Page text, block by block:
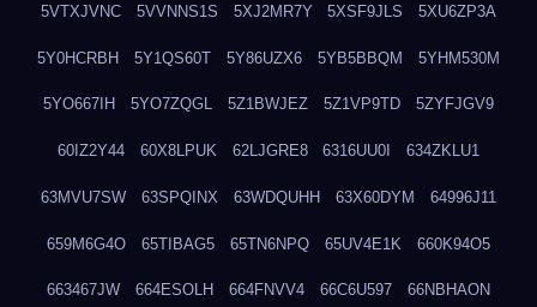
5VTXJVNC 5VVNNS1S 5XJ2MR7Y 5XSF9JLS 5XU6ZP3A
5Y0HCRBH 5Y1QS60T 5Y86UZX6 5YB5BBQM 5YHM530M
5YO667IH 5YO7ZQGL 5Z1BWJEZ 5Z1VP9TD 5ZYFJGV9
60IZ2Y44 60X8LPUK 62LJGRE8 6316UU0I 634ZKLU1
63MVU7SW 63SPQINX 63WDQUHH 63X60DYM 64996J11
659M6G4O 65TIBAG5 65TN6NPQ 65UV4E1K 660K94O5
663467JW 664ESOLH 664FNVV4 66C6U597 66NBHAON